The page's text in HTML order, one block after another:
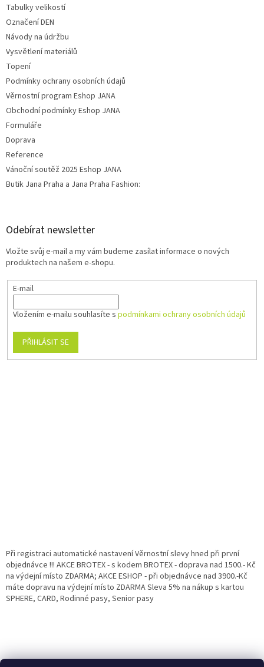
Tabulky velikostí
Označení DEN
Návody na údržbu
Vysvětlení materiálů
Topení
Podmínky ochrany osobních údajů
Věrnostní program Eshop JANA
Obchodní podmínky Eshop JANA
Formuláře
Doprava
Reference
Vánoční soutěž 2025 Eshop JANA
Butik Jana Praha a Jana Praha Fashion:
Odebírat newsletter
Vložte svůj e-mail a my vám budeme zasílat informace o nových
produktech na našem e-shopu.
E-mail
Vložením e-mailu souhlasíte s podmínkami ochrany osobních údajů
PŘIHLÁSIT SE
Při registraci automatické nastavení Věrnostní slevy hned při první
objednávce !!! AKCE BROTEX - s kodem BROTEX - doprava nad 1500.- Kč
na výdejní místo ZDARMA; AKCE ESHOP - při objednávce nad 3900.-Kč
máte dopravu na výdejní místo ZDARMA Sleva 5% na nákup s kartou
SPHERE, CARD, Rodinné pasy, Senior pasy